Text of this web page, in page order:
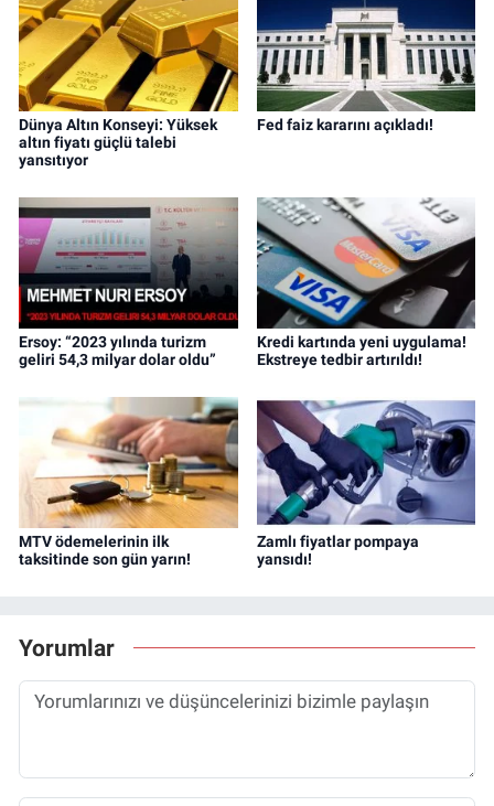
Dünya Altın Konseyi: Yüksek
altın fiyatı güçlü talebi
yansıtıyor
Fed faiz kararını açıkladı!
Ersoy: “2023 yılında turizm
geliri 54,3 milyar dolar oldu”
Kredi kartında yeni uygulama!
Ekstreye tedbir artırıldı!
MTV ödemelerinin ilk
taksitinde son gün yarın!
Zamlı fiyatlar pompaya
yansıdı!
Yorumlar